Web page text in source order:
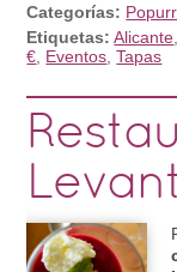
Categorías:
Etiquetas: Alicante
€ Eventos ,Tapas